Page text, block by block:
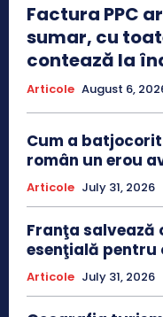
Factura PPC
sumar, cu
contează la
Articole August 6,
Cum a
român un erou
Articole July 31, 2026
Franţa salvează
esenţială pentru
Articole July 31, 2026